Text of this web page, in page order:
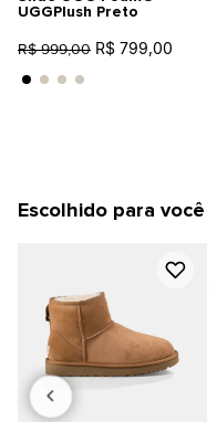
UGGPlush Preto
R$ 999,00 R$ 799,00
Escolhido para você